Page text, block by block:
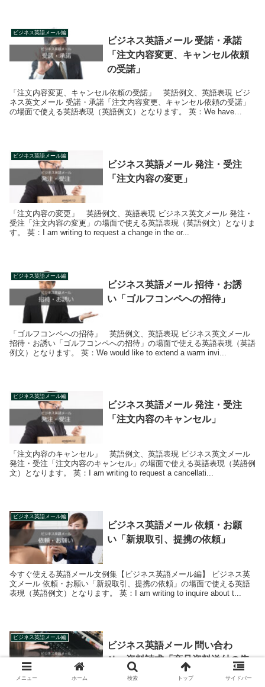
ビジネス英語メール編
ビジネス英語メール 受諾・承諾
「注文内容変更、キャンセル依頼
の受諾」
「注文内容変更、キャンセル依頼の受諾」 英語例文、英語表現 ビジ
ネス英文メール 受諾・承諾「注文内容変更、キャンセル依頼の受諾」
の場面で使える英語表現（英語例文）となります。 英：We have
ビジネス英語メール編
ビジネス英語メール 発注・受注
「注文内容の変更」
「注文内容の変更」 英語例文、英語表現 ビジネス英文メール 発注・
受注「注文内容の変更」の場面で使える英語表現（英語例文）となりま
す。 英：I am writing to request a change in the or...
ビジネス英語メール編
ビジネス英語メール 招待・お誘
い「ゴルフコンペへの招待」
「ゴルフコンペへの招待」 英語例文、英語表現 ビジネス英文メール
招待・お誘い「ゴルフコンペへの招待」の場面で使える英語表現（英語
例文）となります。 英：We would like to extend a warm invi...
ビジネス英語メール編
ビジネス英語メール 発注・受注
「注文内容のキャンセル」
「注文内容のキャンセル」 英語例文、英語表現 ビジネス英文メール
発注・受注「注文内容のキャンセル」の場面で使える英語表現（英語例
文）となります。 英：I am writing to request a cancellati...
ビジネス英語メール編
ビジネス英語メール 依頼・お願
い「新規取引、提携の依頼」
今すぐ使える英語メール文例集【ビジネス英語メール編】 ビジネス英
文メール 依頼・お願い「新規取引、提携の依頼」の場面で使える英語
表現（英語例文）となります。 英：I am writing to inquire about t...
ビジネス英語メール編
ビジネス英語メール 問い合わ
せ・資料請求「商品資料送付の依
メニュー ホーム 検索 トップ サイドバー